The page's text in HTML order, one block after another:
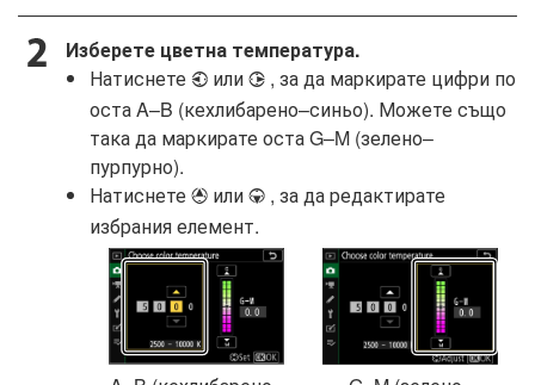
Изберете цветна температура.
Натиснете 4 или 2 , за да маркирате цифри по
оста A–B (кехлибарено–синьо). Можете също
така да маркирате оста G–M (зелено–
пурпурно).
Натиснете 1 или 3 , за да редактирате
избрания елемент.